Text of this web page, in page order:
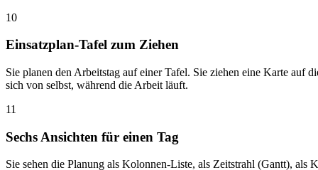
10
Einsatzplan-Tafel zum Ziehen
Sie planen den Arbeitstag auf einer Tafel. Sie ziehen eine Karte auf
sich von selbst, während die Arbeit läuft.
11
Sechs Ansichten für einen Tag
Sie sehen die Planung als Kolonnen-Liste, als Zeitstrahl (Gantt), als